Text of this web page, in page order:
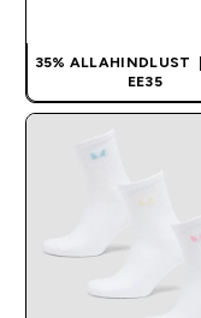
35% ALLAHINDLUST
EE35